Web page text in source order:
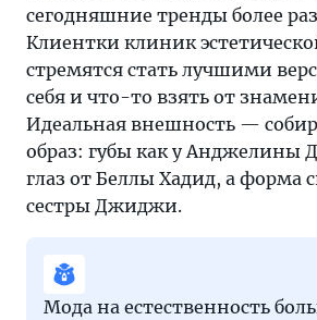
скул —
ее
сестры
сегодняшние тренды более
Клиентки клиник
стремятся стать лучшими
себя и что-то взять от
Идеальная внешность —
образ: губы как у Анджелины
глаз от Беллы Хадид, а форма
сестры Джиджи.
Мода на естественность